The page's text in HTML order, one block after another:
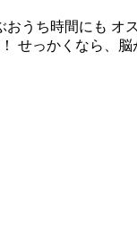
うち時間にも オ
せっかくなら、